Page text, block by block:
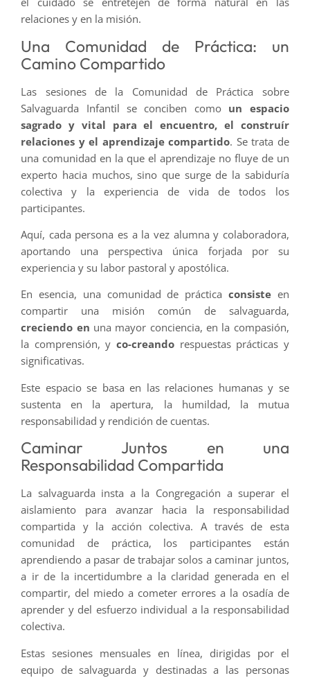
relaciones y en la misión.
Una Comunidad de Práctica: un
Camino Compartido
Las sesiones de la Comunidad de Práctica sobre
Salvaguarda Infantil se conciben como un espacio
sagrado y vital para el encuentro, el construír
relaciones y el aprendizaje compartido. Se trata de
una comunidad en la que el aprendizaje no fluye de un
experto hacia muchos, sino que surge de la sabiduría
colectiva y la experiencia de vida de todos los
participantes.
Aquí, cada persona es a la vez alumna y colaboradora,
aportando una perspectiva única forjada por su
experiencia y su labor pastoral y apostólica.
En esencia, una comunidad de prácticaconsiste en
compartir una misión común de salvaguarda,
creciendo en una mayor conciencia, en la compasión,
la comprensión, y co-creando respuestas prácticas y
significativas.
Este espacio se basa en las relaciones humanas y se
sustenta en la apertura, la humildad, la mutua
responsabilidad y rendición de cuentas.
Caminar Juntos en una
Responsabilidad Compartida
La salvaguarda insta a la Congregación a superar el
aislamiento para avanzar hacia la responsabilidad
compartida y la acción colectiva. A través de esta
comunidad de práctica, los participantes están
aprendiendo a pasar de trabajar solos a caminar juntos,
a ir de la incertidumbre a la claridad generada en el
compartir, del miedo a cometer errores a la osadía de
aprender y del esfuerzo individual a la responsabilidad
colectiva.
Estas sesiones mensuales en línea, dirigidas por el
equipo de salvaguarda y destinadas a las personas